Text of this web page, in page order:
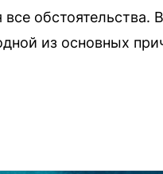
обстоятельства. В
из основных